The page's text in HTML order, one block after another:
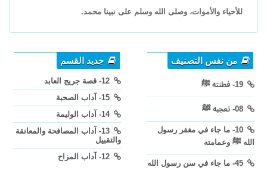
للأحياء والأموات، وصلى الله وسلم على نبينا محمد.
من نفس التصنيف
10- ما جاء في مغفر رسول
الله ﷺ وعمامته
45- ما جاء في سن رسول الله
جديد القسم
14- آداب الوليمة
13- آداب المصافحة والمعانقة
والتقبيل